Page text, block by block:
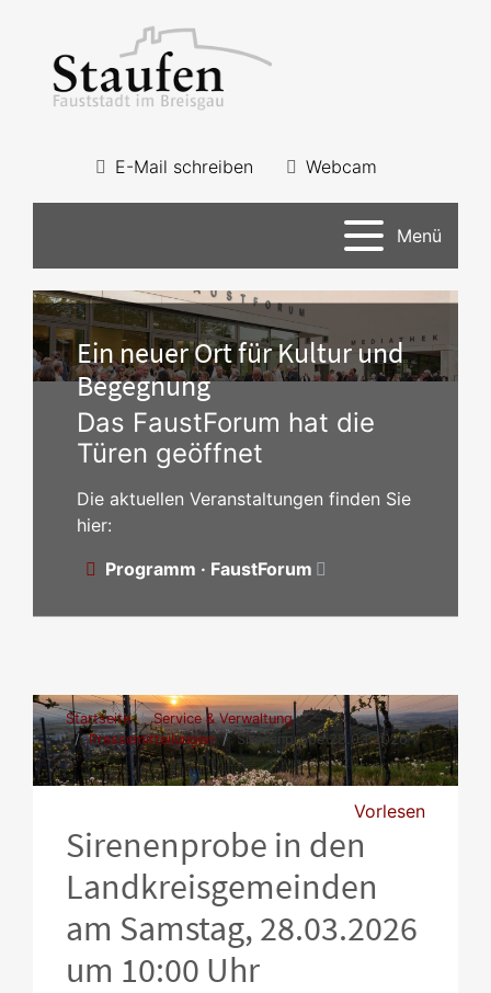
E-Mail schreiben Webcam
Menü
Ein neuer Ort für Kultur und
Begegnung
Das FaustForum hat die
Türen geöffnet
Die aktuellen Veranstaltungen finden Sie
hier:
Programm · FaustForum
Startseite
Service & Verwaltung
Pressemitteilungen
Sirenenprobe 28.03.2026
Vorlesen
Sirenenprobe in den
Landkreisgemeinden
am Samstag, 28.03.2026
um 10:00 Uhr